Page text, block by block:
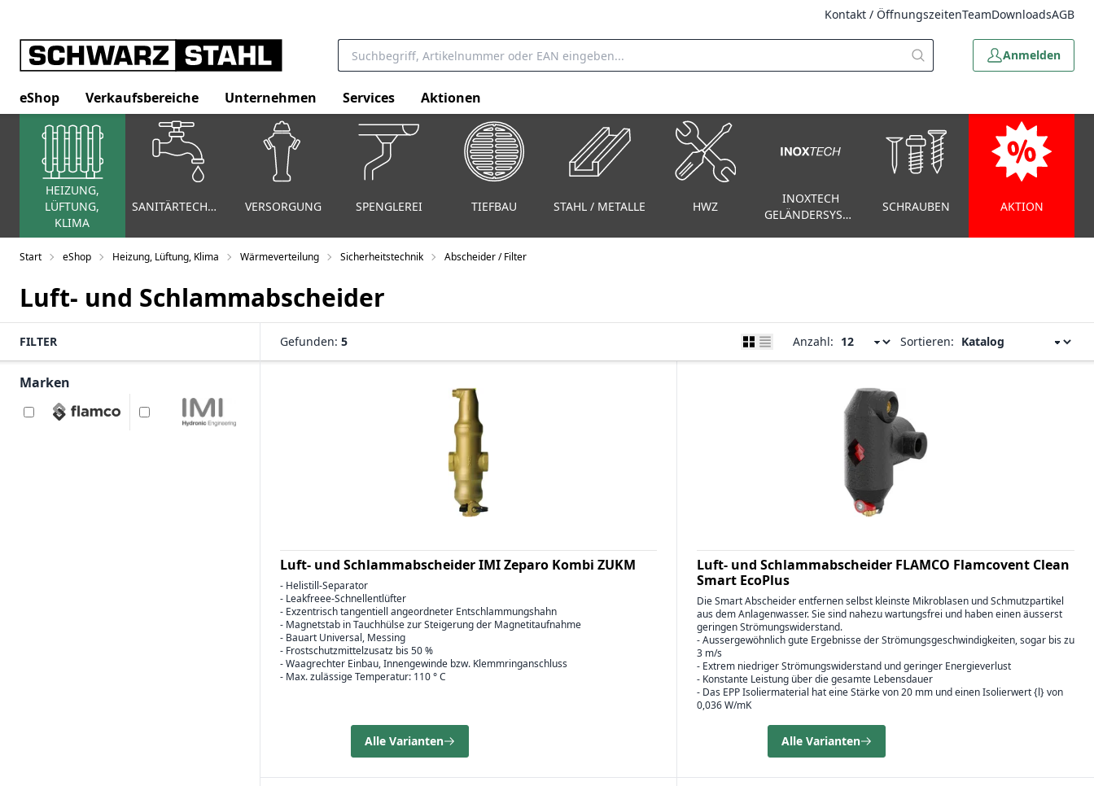
Kontakt / ÖffnungszeitenTeamDownloadsAGB
Anmelden
eShop Verkaufsbereiche Unternehmen Services Aktionen
HEIZUNG,
LÜFTUNG,
KLIMA
SANITÄRTECHNIK VERSORGUNG SPENGLEREI TIEFBAU STAHL / METALLE HWZ
INOXTECH
GELÄNDERSYSTEM
SCHRAUBEN AKTION
Start eShop Heizung, Lüftung, Klima Wärmeverteilung Sicherheitstechnik Abscheider / Filter
Luft- und Schlammabscheider
FILTER
Marken
Gefunden: 5 Anzahl: Sortieren:
Luft- und Schlammabscheider IMI Zeparo Kombi ZUKM
- Helistill-Separator
- Leakfreee-Schnellentlüfter
- Exzentrisch tangentiell angeordneter Entschlammungshahn
- Magnetstab in Tauchhülse zur Steigerung der Magnetitaufnahme
- Bauart Universal, Messing
- Frostschutzmittelzusatz bis 50 %
- Waagrechter Einbau, Innengewinde bzw. Klemmringanschluss
- Max. zulässige Temperatur: 110 ° C
Alle Varianten
Luft- und Schlammabscheider FLAMCO Flamcovent Clean
Smart EcoPlus
Die Smart Abscheider entfernen selbst kleinste Mikroblasen und Schmutzpartikel
aus dem Anlagenwasser. Sie sind nahezu wartungsfrei und haben einen äusserst
geringen Strömungswiderstand.
- Aussergewöhnlich gute Ergebnisse der Strömungsgeschwindigkeiten, sogar bis zu
3 m/s
- Extrem niedriger Strömungswiderstand und geringer Energieverlust
- Konstante Leistung über die gesamte Lebensdauer
- Das EPP Isoliermaterial hat eine Stärke von 20 mm und einen Isolierwert {l} von
0,036 W/mK
Alle Varianten